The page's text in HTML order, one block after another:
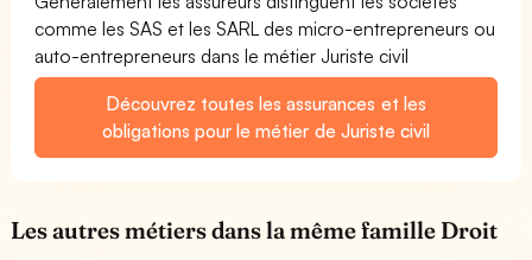
comme les SAS et les SARL des micro-entrepreneurs ou
auto-entrepreneurs dans le métier Juriste civil
Découvrez toutes les assurances et les
obligations pour le métier de Juriste civil
Les autres métiers dans la même famille Droit